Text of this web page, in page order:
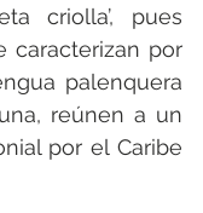
criolla’, pues
caracterizan por
palenquera
reúnen a un
por el Caribe